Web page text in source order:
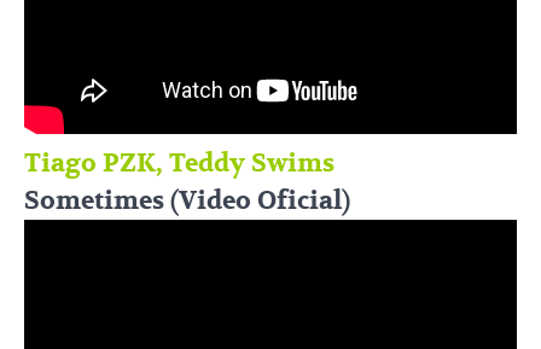
Tiago PZK, Teddy Swims
Sometimes (Video Oficial)